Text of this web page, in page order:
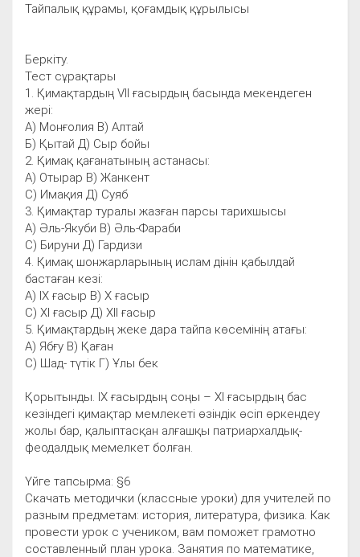
Тайпалық құрамы, қоғамдық құрылысы
Беркіту.
Тест сұрақтары
1. Қимақтардың VII ғасырдың басында мекендеген
жері:
А) Монғолия В) Алтай
Б) Қытай Д) Сыр бойы
2. Қимақ қағанатының астанасы:
А) Отырар В) Жанкент
С) Имақия Д) Суяб
3. Қимақтар туралы жазған парсы тарихшысы
А) Әль-Якуби В) Әль-Фараби
С) Бируни Д) Гардизи
4. Қимақ шонжарларының ислам дінін қабылдай
бастаған кезі:
А) IX ғасыр В) Х ғасыр
С) ХІ ғасыр Д) ХІІ ғасыр
5. Қимақтардың жеке дара тайпа көсемінің атағы:
А) Ябғу В) Қаған
С) Шад- түтік Г) Ұлы бек
Қорытынды. ІХ ғасырдың соңы – ХІ ғасырдың бас
кезіндегі қимақтар мемлекеті өзіндік өсіп өркендеу
жолы бар, қалыптасқан алғашқы патриархалдық-
феодалдық мемелкет болған.
Үйге тапсырма: §6
Скачать методички (классные уроки) для учителей по
разным предметам: история, литература, физика. Как
провести урок с учеником, вам поможет грамотно
составленный план урока. Занятия по математике,